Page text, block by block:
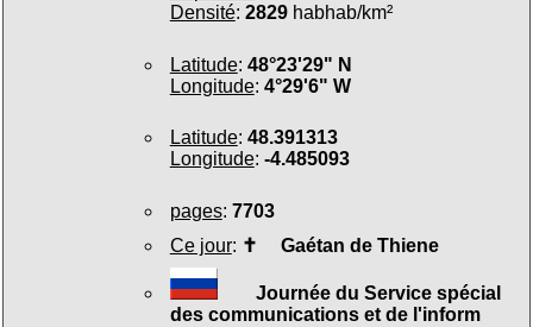
Densité: 2829habhab/km²
Latitude: 48°23'29" N
Longitude: 4°29'6" W
Latitude: 48.391313
Longitude: -4.485093
pages: 7703
Ce jour: ✝ Gaétan de Thiene
Journée du Service spécial
des communications et de l'inform